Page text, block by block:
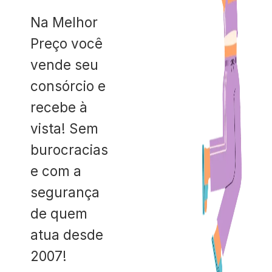
Na Melhor
Preço você
vende seu
consórcio e
recebe à
vista! Sem
burocracias
e com a
segurança
de quem
atua desde
2007!